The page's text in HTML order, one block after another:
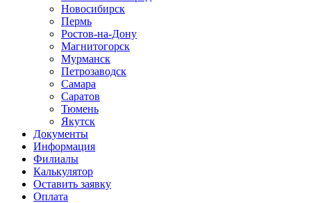
Новосибирск
Пермь
Ростов-на-Дону
Магнитогорск
Мурманск
Петрозаводск
Самара
Саратов
Тюмень
Якутск
Документы
Информация
Филиалы
Калькулятор
Оставить заявку
Оплата